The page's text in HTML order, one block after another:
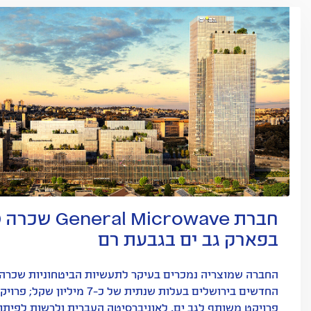
בפארק גב ים בגבעת רם
החברה שמוצריה נמכרים בעיקר לתעשיות הביטחוניות
החדשים בירושלים בעלות שנתית
פרויקט משותף לגב ים, לאוניברסיטה העברית ולרשות